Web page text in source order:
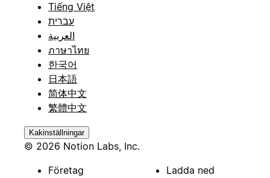
Tiếng Việt
עברית
العربية
ภาษาไทย
한국어
日本語
简体中文
繁體中文
Kakinställningar
© 2026 Notion Labs, Inc.
Företag
Ladda ned